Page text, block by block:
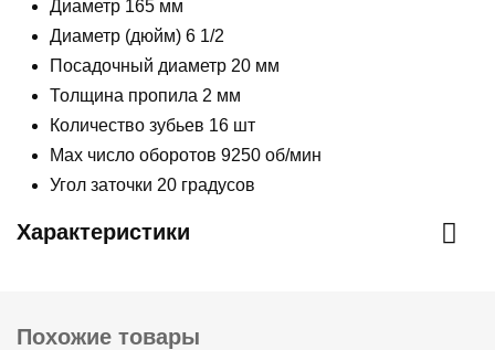
Диаметр 165 мм
Диаметр (дюйм) 6 1/2
Посадочный диаметр 20 мм
Толщина пропила 2 мм
Количество зубьев 16 шт
Max число оборотов 9250 об/мин
Угол заточки 20 градусов
Характеристики
Похожие товары